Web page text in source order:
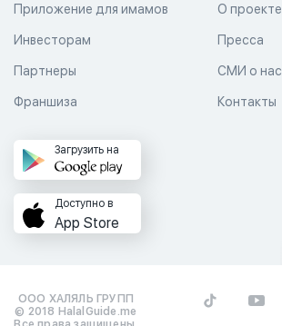
Приложение для имамов О проекте
Пресса
СМИ о нас
Контакты
Инвесторам
Партнеры
Франшиза
Загрузить на
Доступно в
App Store
ООО ХАЛЯЛЬ ГРУПП
© 2018 HalalGuide.me